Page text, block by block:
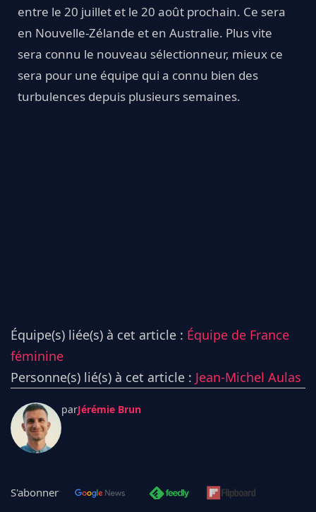
entre le 20 juillet et le 20 août prochain. Ce sera
en Nouvelle-Zélande et en Australie. Plus vite
sera connu le nouveau sélectionneur, mieux ce
sera pour une équipe qui a connu bien des
turbulences depuis plusieurs semaines.
Équipe(s) liée(s) à cet article : Équipe de France
féminine
Personne(s) lié(s) à cet article : Jean-Michel Aulas
parJérémie Brun
S'abonner